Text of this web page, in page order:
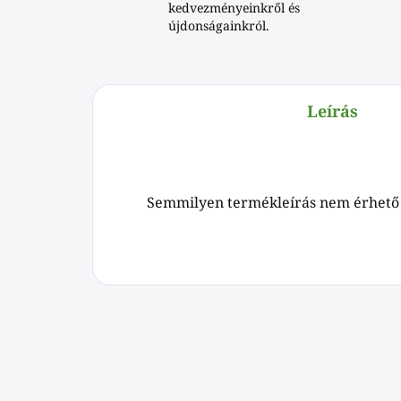
kedvezményeinkről és
újdonságainkról.
Leírás
Semmilyen termékleírás nem